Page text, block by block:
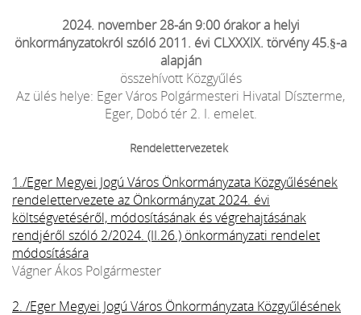
2024. november 28-án 9:00 órakor a helyi
önkormányzatokról szóló 2011. évi CLXXXIX. törvény 45.§-a
alapján
összehívott Közgyűlés
Az ülés helye: Eger Város Polgármesteri Hivatal Díszterme,
Eger, Dobó tér 2. I. emelet.
Rendelettervezetek
1./Eger Megyei Jogú Város Önkormányzata Közgyűlésének
rendelettervezete az Önkormányzat 2024. évi
költségvetéséről, módosításának és végrehajtásának
rendjéről szóló 2/2024. (II.26.) önkormányzati rendelet
módosítására
Vágner Ákos Polgármester
2. /Eger Megyei Jogú Város Önkormányzata Közgyűlésének